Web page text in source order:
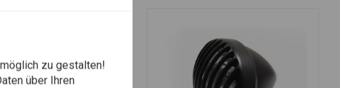
zu gestalten!
über Ihren